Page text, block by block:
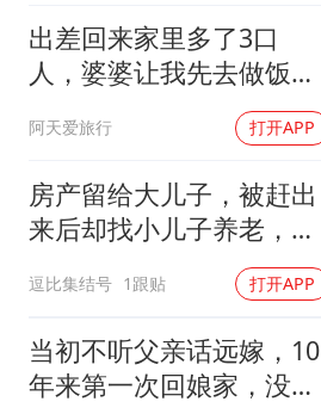
出差回来家里多了3口
人，婆婆让我先去做饭，
我笑着说一句，他们懵了
阿天爱旅行 打开APP
房产留给大儿子，被赶出
来后却找小儿子养老，还
逗比集结号 1跟贴 打开APP
当初不听父亲话远嫁，10
年来第一次回娘家，没想